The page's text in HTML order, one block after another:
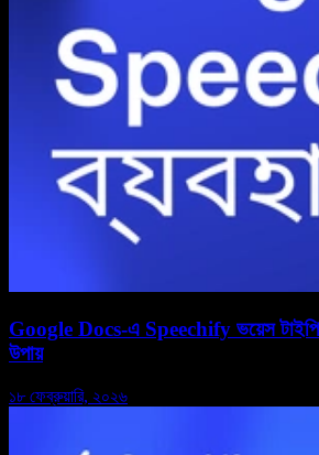
Google Docs-এ Speechify ভয়েস টাইপিং
উপায়
১৮ ফেব্রুয়ারি, ২০২৬